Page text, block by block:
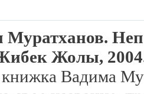
Муратханов.
Жолы,
Вадима